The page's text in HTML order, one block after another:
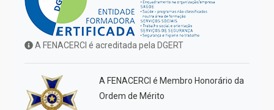
A FENACERCI é acreditada pela DGERT
A FENACERCI é Membro Honorário da
Ordem de Mérito